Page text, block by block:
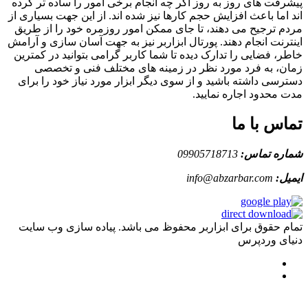
پیشرفت های روز به روز اگر چه انجام برخی امور را ساده تر کرده
اند اما باعث افزایش حجم کارها نیز شده اند. از این جهت بسیاری از
مردم ترجیح می دهند، تا جای ممکن امور روزمره خود را از طریق
اینترنت انجام دهند. پورتال ابزاربر نیز به جهت آسان سازی و آرامش
خاطر، فضایی را تدارک دیده تا شما کاربر گرامی بتوانید در کمترین
زمان، به فرد مورد نظر در زمینه های مختلف فنی و تخصصی
دسترسی داشته باشید و از سوی دیگر ابزار مورد نیاز خود را برای
مدت محدود اجاره نمایید.
تماس با ما
شماره تماس: 09905718713
ایمیل: info@abzarbar.com
تمام حقوق برای ابزاربر محفوظ می باشد. پیاده سازی وب سایت
دنیای وردپرس